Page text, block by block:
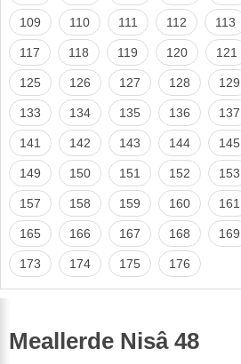
109 110 111 112 113
117 118 119 120 121
125 126 127 128 129
133 134 135 136 137
141 142 143 144 145
149 150 151 152 153
157 158 159 160 161
165 166 167 168 169
173 174 175 176
Meallerde Nisâ 48